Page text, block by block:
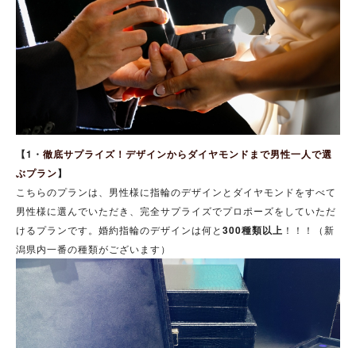
【1・ 徹底サプライズ！デザインからダイヤモンドまで男性一人で選
ぶプラン】
こちらのプランは、男性様に指輪のデザインとダイヤモンドをすべて
男性様に選んでいただき、完全サプライズでプロポーズをしていただ
けるプランです。婚約指輪のデザインは何と 300種類以上 ！！！（新
潟県内一番の種類がございます）